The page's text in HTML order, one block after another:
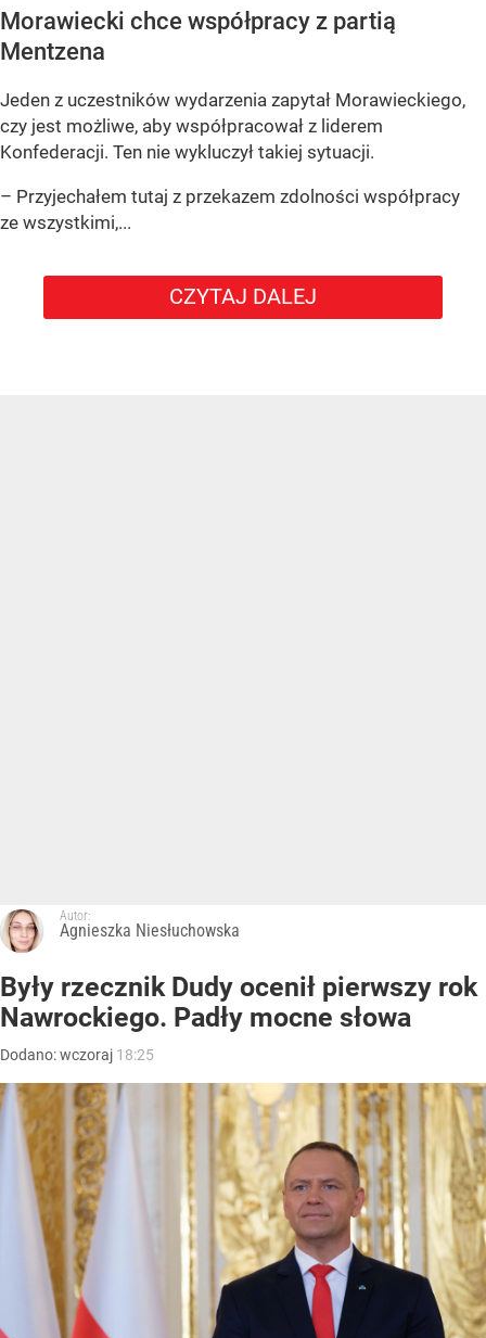
Morawiecki chce współpracy z partią
Mentzena
Jeden z uczestników wydarzenia zapytał Morawieckiego,
czy jest możliwe, aby współpracował z liderem
Konfederacji. Ten nie wykluczył takiej sytuacji.
– Przyjechałem tutaj z przekazem zdolności współpracy
ze wszystkimi,...
CZYTAJ DALEJ
Autor:
Agnieszka Niesłuchowska
Były rzecznik Dudy ocenił pierwszy rok
Nawrockiego. Padły mocne słowa
Dodano:wczoraj 18:25